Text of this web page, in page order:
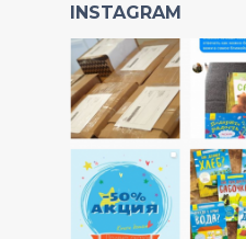
INSTAGRAM